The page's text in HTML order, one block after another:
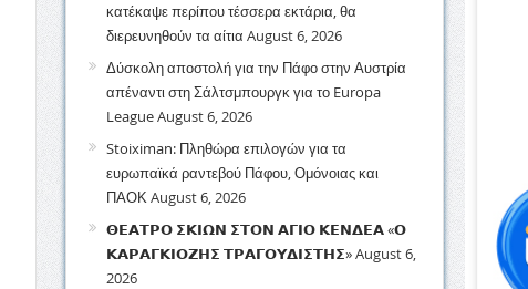
κατέκαψε περίπου τέσσερα εκτάρια, θα
διερευνηθούν τα αίτια August 6, 2026
Δύσκολη αποστολή για την Πάφο στην Αυστρία
απέναντι στη Σάλτσμπουργκ για το Europa
LeagueAugust 6, 2026
Stoiximan: Πληθώρα επιλογών για τα
ευρωπαϊκά ραντεβού Πάφου, Ομόνοιας και
ΠΑΟΚAugust 6, 2026
𝝝𝝚𝝖𝝩𝝦𝝤 𝝨𝝟𝝞𝝮𝝢 𝝨𝝩𝝤𝝢 𝝖𝝘𝝞𝝤 𝝟𝝚𝝢𝝙𝝚𝝖 «𝝤
𝝟𝝖𝝦𝝖𝝘𝝟𝝞𝝤𝝛𝝜𝝨 𝝩𝝦𝝖𝝘𝝤𝝪𝝙𝝞𝝨𝝩𝝜𝝨»August 6,
2026